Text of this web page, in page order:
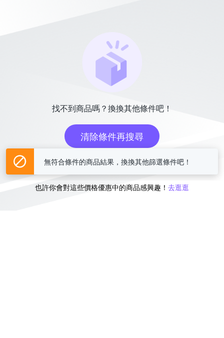
找不到商品嗎？換換其他條件吧！
清除條件再搜尋
或
也許你會對這些價格優惠中的商品感興趣！ 去逛逛
無符合條件的商品結果，換換其他篩選條件吧！